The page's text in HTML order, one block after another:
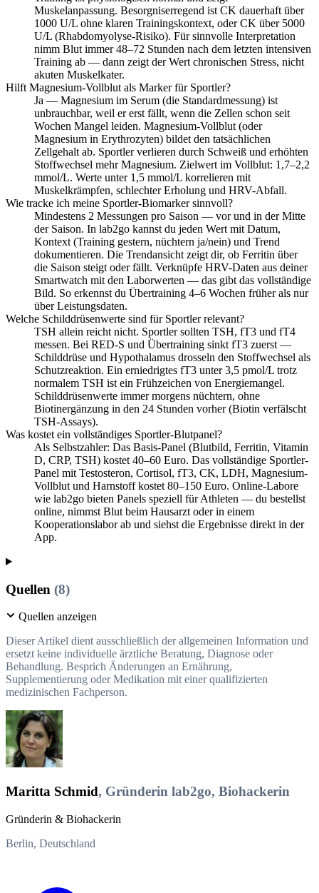
Muskelanpassung. Besorgniserregend ist CK dauerhaft über
1000 U/L ohne klaren Trainingskontext, oder CK über 5000
U/L (Rhabdomyolyse-Risiko). Für sinnvolle Interpretation
nimm Blut immer 48–72 Stunden nach dem letzten intensiven
Training ab — dann zeigt der Wert chronischen Stress, nicht
akuten Muskelkater.
Hilft Magnesium-Vollblut als Marker für Sportler?
Ja — Magnesium im Serum (die Standardmessung) ist
unbrauchbar, weil er erst fällt, wenn die Zellen schon seit
Wochen Mangel leiden. Magnesium-Vollblut (oder
Magnesium in Erythrozyten) bildet den tatsächlichen
Zellgehalt ab. Sportler verlieren durch Schweiß und erhöhten
Stoffwechsel mehr Magnesium. Zielwert im Vollblut: 1,7–2,2
mmol/L. Werte unter 1,5 mmol/L korrelieren mit
Muskelkrämpfen, schlechter Erholung und HRV-Abfall.
Wie tracke ich meine Sportler-Biomarker sinnvoll?
Mindestens 2 Messungen pro Saison — vor und in der Mitte
der Saison. In lab2go kannst du jeden Wert mit Datum,
Kontext (Training gestern, nüchtern ja/nein) und Trend
dokumentieren. Die Trendansicht zeigt dir, ob Ferritin über
die Saison steigt oder fällt. Verknüpfe HRV-Daten aus deiner
Smartwatch mit den Laborwerten — das gibt das vollständige
Bild. So erkennst du Übertraining 4–6 Wochen früher als nur
über Leistungsdaten.
Welche Schilddrüsenwerte sind für Sportler relevant?
TSH allein reicht nicht. Sportler sollten TSH, fT3 und fT4
messen. Bei RED-S und Übertraining sinkt fT3 zuerst —
Schilddrüse und Hypothalamus drosseln den Stoffwechsel als
Schutzreaktion. Ein erniedrigtes fT3 unter 3,5 pmol/L trotz
normalem TSH ist ein Frühzeichen von Energiemangel.
Schilddrüsenwerte immer morgens nüchtern, ohne
Biotinergänzung in den 24 Stunden vorher (Biotin verfälscht
TSH-Assays).
Was kostet ein vollständiges Sportler-Blutpanel?
Als Selbstzahler: Das Basis-Panel (Blutbild, Ferritin, Vitamin
D, CRP, TSH) kostet 40–60 Euro. Das vollständige Sportler-
Panel mit Testosteron, Cortisol, fT3, CK, LDH, Magnesium-
Vollblut und Harnstoff kostet 80–150 Euro. Online-Labore
wie lab2go bieten Panels speziell für Athleten — du bestellst
online, nimmst Blut beim Hausarzt oder in einem
Kooperationslabor ab und siehst die Ergebnisse direkt in der
App.
Quellen (8)
Quellen anzeigen
Dieser Artikel dient ausschließlich der allgemeinen Information und
ersetzt keine individuelle ärztliche Beratung, Diagnose oder
Behandlung. Besprich Änderungen an Ernährung,
Supplementierung oder Medikation mit einer qualifizierten
medizinischen Fachperson.
Maritta Schmid, Gründerin lab2go, Biohackerin
Gründerin & Biohackerin
Berlin, Deutschland